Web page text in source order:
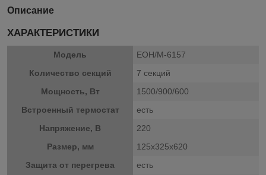
Описание
ХАРАКТЕРИСТИКИ
Модель
EOH/M-6157
Количество секций
7 секций
Мощность, Вт
1500/900/600
Встроенный термостат
есть
Напряжение, В
220
Размер, мм
125x325x620
Защита от перегрева
есть